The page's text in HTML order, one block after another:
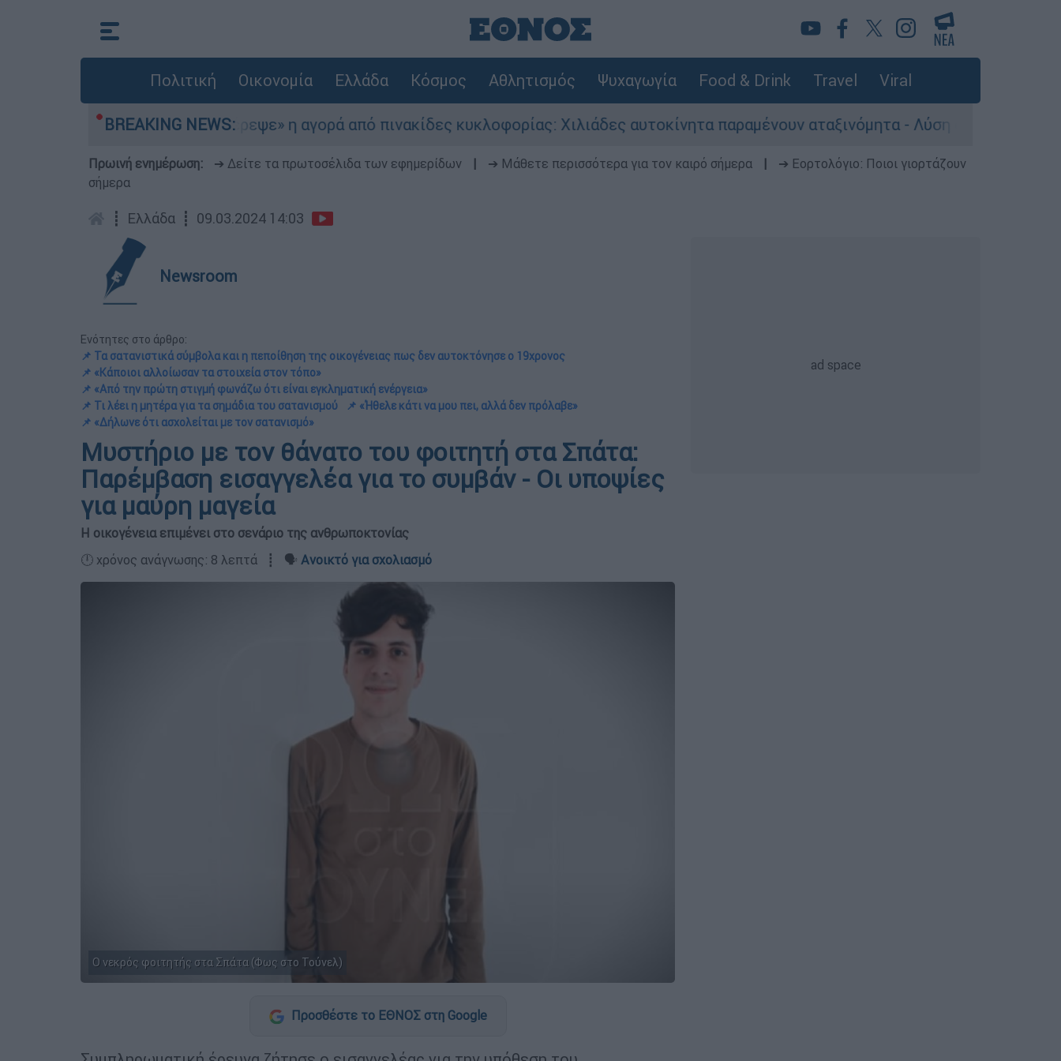
Πολιτική Οικονομία Ελλάδα Κόσμος Αθλητισμός Ψυχαγωγία Food & Drink Travel Viral
BREAKING NEWS:
«Στέρεψε» η αγορά από πινακίδες κυκλοφορίας: Χιλιάδες αυτοκίνητα παραμένουν αταξινόμητα - Λύση αναζητά το υπουργείο
Πρωινή ενημέρωση: ➔ Δείτε τα πρωτοσέλιδα των εφημερίδων ➔ Μάθετε περισσότερα για τον καιρό σήμερα
➔ Εορτολόγιο: Ποιοι γιορτάζουν
σήμερα
┋ Ελλάδα ┋ 09.03.2024 14:03
Newsroom
Ενότητες στο άρθρο:
📌 Τα σατανιστικά σύμβολα και η πεποίθηση της οικογένειας πως δεν αυτοκτόνησε ο 19χρονος
📌 «Κάποιοι αλλοίωσαν τα στοιχεία στον τόπο»
📌 «Από την πρώτη στιγμή φωνάζω ότι είναι εγκληματική ενέργεια»
📌 Τι λέει η μητέρα για τα σημάδια του σατανισμού
📌 «Ήθελε κάτι να μου πει, αλλά δεν πρόλαβε»
📌 «Δήλωνε ότι ασχολείται με τον σατανισμό»
Μυστήριο με τον θάνατο του φοιτητή στα Σπάτα:
Παρέμβαση εισαγγελέα για το συμβάν - Οι υποψίες
για μαύρη μαγεία
Η οικογένεια επιμένει στο σενάριο της ανθρωποκτονίας
🕛 χρόνος ανάγνωσης: 8 λεπτά ┋ 🗣️ Ανοικτό για σχολιασμό
Ο νεκρός φοιτητής στα Σπάτα (Φως στο Τούνελ)
Προσθέστε το ΕΘΝΟΣ στη Google